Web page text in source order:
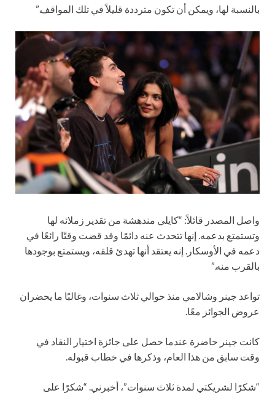
بالنسبة لها، ويمكن أن تكون مترددة قليلاً في تلك المواقف.”
واصل المصدر قائلاً: “كايلي مندهشة من تقدير زملائه لها
وتستمتع بدعمه. إنها تتحدث عنه دائمًا وقد قضت وقتًا رائعًا في
دعمه في الأوسكار. إنه يعتقد أنها تهدئ قلقه، ويستمتع بوجودها
بالقرب منه.”
تواعد جينر وشالامي منذ حوالي ثلاث سنوات، وغالبًا ما يحضران
عروض الجوائز معًا.
كانت جينر حاضرة عندما حصل على جائزة اختيار النقاد في
وقت سابق من هذا العام، وذكرها في خطاب قبوله.
“شكرًا لشريكتي لمدة ثلاث سنوات”، أخبرني. “شكرًا على